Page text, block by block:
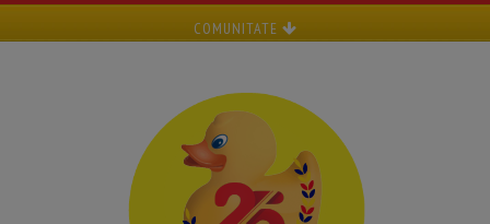
COMUNITATE